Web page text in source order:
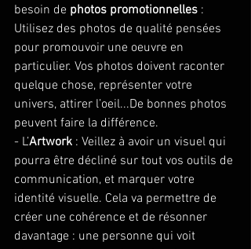
besoin de photos promotionnelles :
Utilisez des photos de qualité pensées
pour promouvoir une oeuvre en
particulier. Vos photos doivent raconter
quelque chose, représenter votre
univers, attirer l’oeil...De bonnes photos
peuvent faire la différence.
- L’Artwork : Veillez à avoir un visuel qui
pourra être décliné sur tout vos outils de
communication, et marquer votre
identité visuelle. Cela va permettre de
créer une cohérence et de résonner
davantage : une personne qui voit